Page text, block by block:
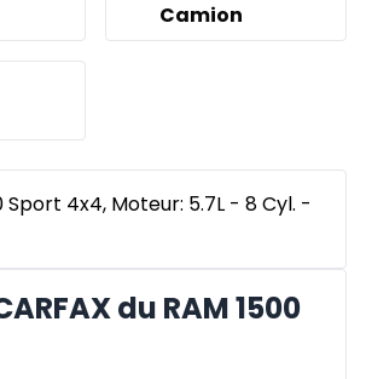
Camion
Sport 4x4, Moteur: 5.7L - 8 Cyl. -
du RAM 1500